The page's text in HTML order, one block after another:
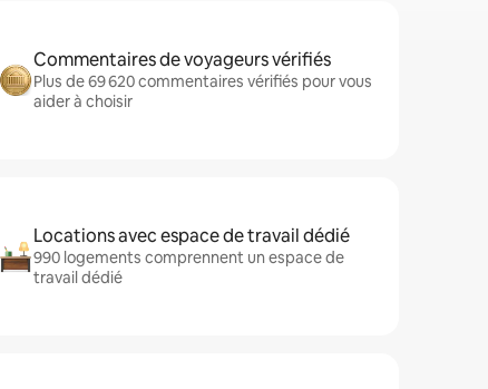
Commentaires de voyageurs vérifiés
Plus de 69 620 commentaires vérifiés pour vous
aider à choisir
Locations avec espace de travail dédié
990 logements comprennent un espace de
travail dédié